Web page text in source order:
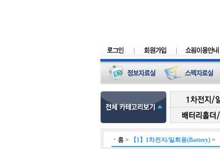
ㆍ 홈 > 【1】1차전지/일회용(Battery) >